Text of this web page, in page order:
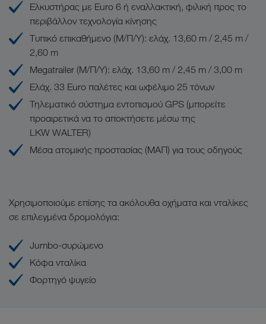
Ελκυστήρας με Euro 6 ή εναλλακτική, φιλική προς το
περιβάλλον τεχνολογία κίνησης
Τυπικό επικαθήμενο (Μ/Π/Υ): ελάχ. 13,60 m / 2,45 m /
2,60 m
Megatrailer (Μ/Π/Υ): ελάχ. 13,60 m / 2,45 m / 3,00 m
Ελάχ. 33 Euro παλέτες και ωφέλιμο 25 τόνων
Τηλεματικό σύστημα εντοπισμού GPS (μπορείτε
προαιρετικά να το αποκτήσετε μέσω της
LKW WALTER)
Μέσα ατομικής προστασίας (ΜΑΠ) για τους οδηγούς
Χρησιμοποιούμε επίσης τα ακόλουθα οχήματα και νταλίκες
σε επιλεγμένα δρομολόγια:
Jumbo-συρώμενο
Κόφα νταλίκα
Φορτηγό ψυγείο